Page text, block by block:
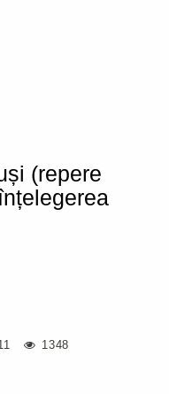
(repere
1348